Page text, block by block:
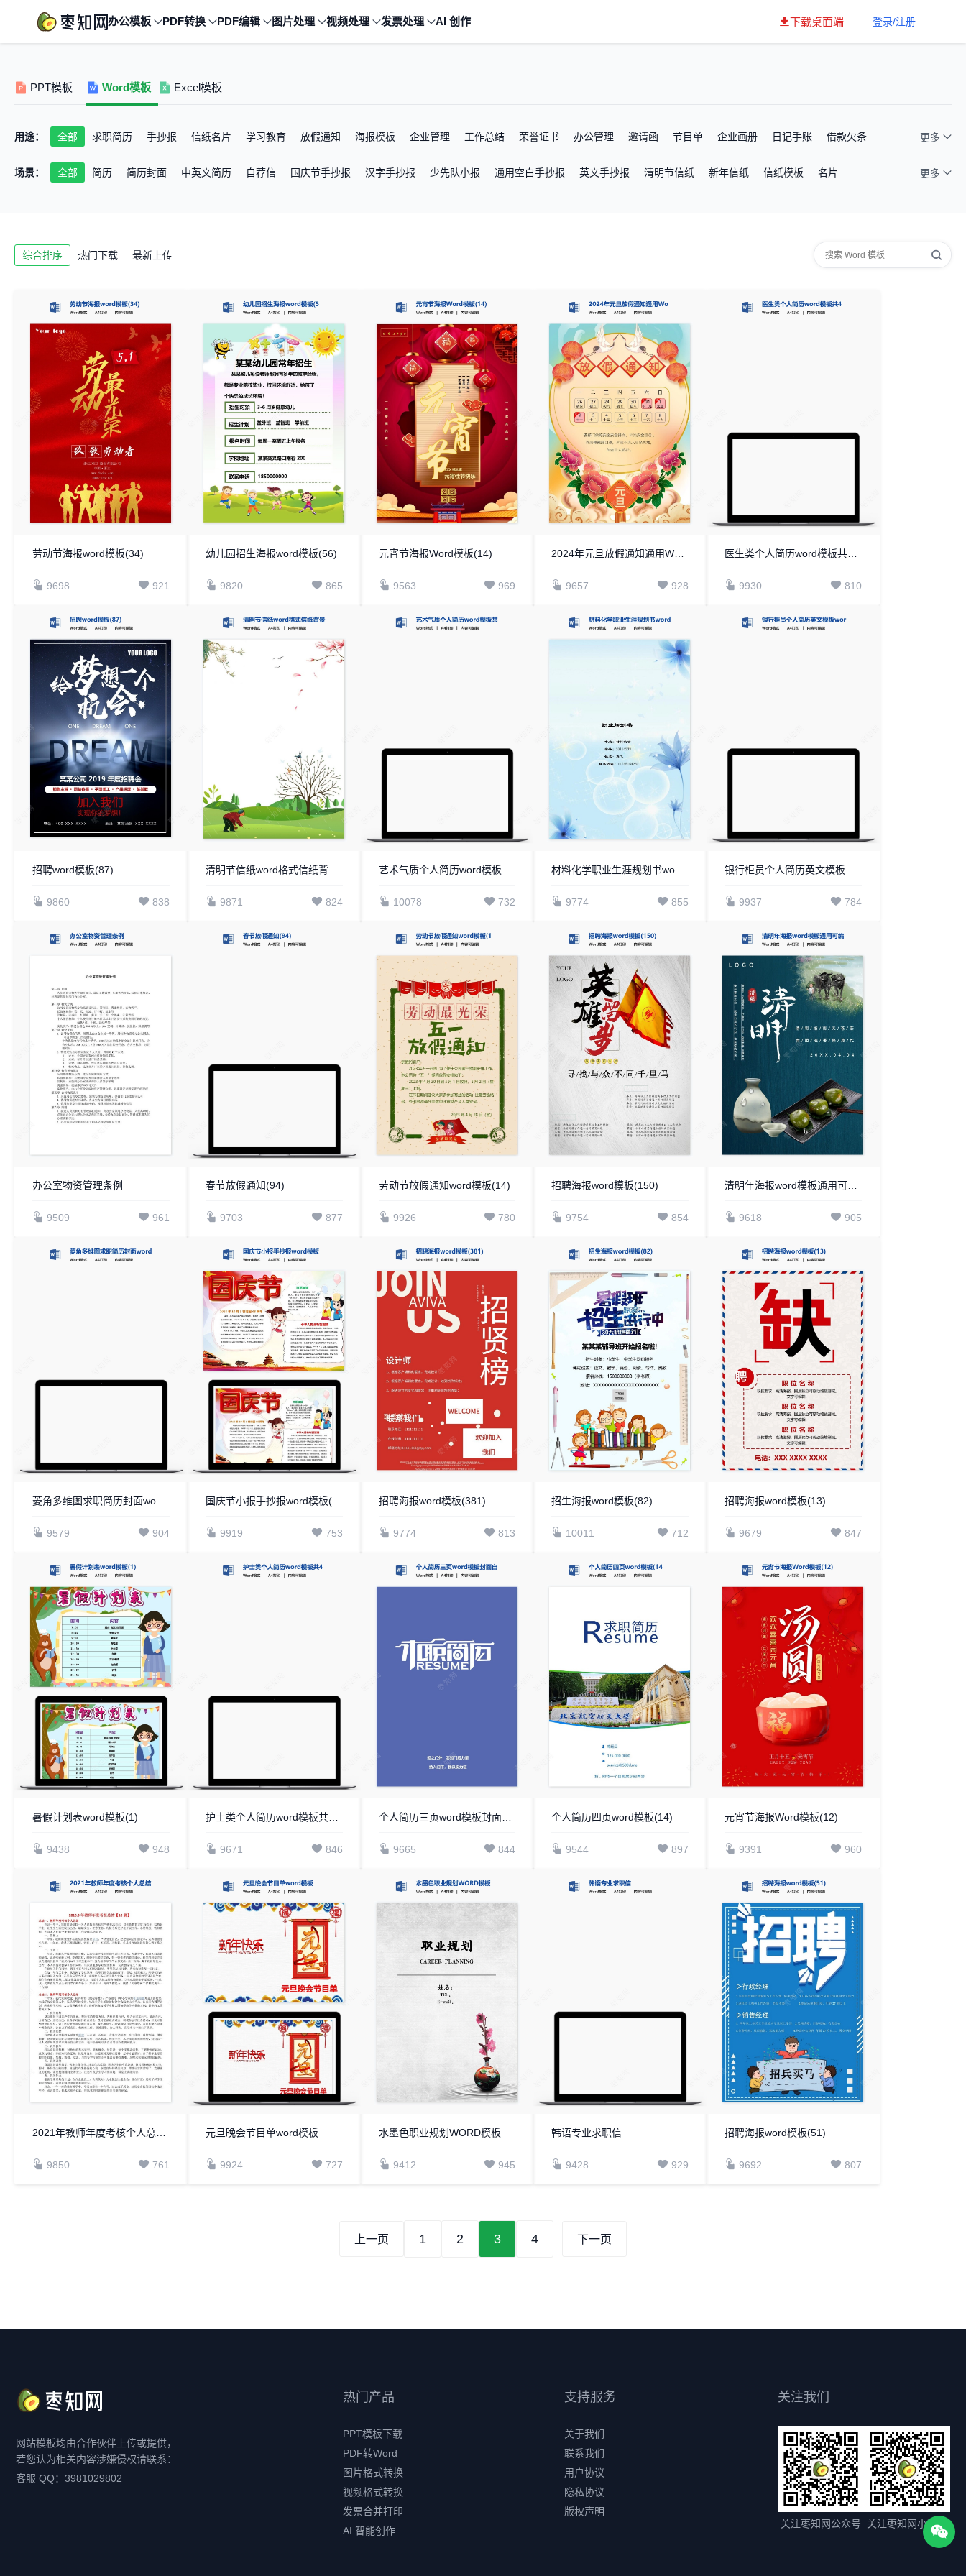
办公模板 PDF转换 PDF编辑 图片处理 视频处理 发票处理 AI 创作 下载桌面端 登录/注册
PPT模板 Word模板 Excel模板
用途： 全部 求职简历 手抄报 信纸名片 学习教育 放假通知 海报模板 企业管理 工作总结 荣誉证书 办公管理 邀请函 节目单 企业画册 日记手账
借款欠条
更多
场景： 全部 简历 简历封面 中英文简历 自荐信 国庆节手抄报 汉字手抄报 少先队小报 通用空白手抄报 英文手抄报 清明节信纸 新年信纸 信纸模板
名片
更多
综合排序 热门下载 最新上传
劳动节海报word模板(34)
9698 921
幼儿园招生海报word模板(56)
9820 865
元宵节海报Word模板(14)
9563 969
2024年元旦放假通知通用Word模板(9)
9657 928
医生类个人简历word模板共4页(9)
9930 810
招聘word模板(87)
9860 838
清明节信纸word格式信纸背景word模板电子信纸WPS(9)
9871 824 10078 732 9774 855 9937 784
办公室物资管理条例
9509 961
春节放假通知(94)
9703 877
劳动节放假通知word模板(14)
9926 780
招聘海报word模板(150)
9754 854 9618 905
菱角多维图求职简历封面word简历模板
9579 904
国庆节小报手抄报word模板(27)
9919 753
招聘海报word模板(381)
9774 813
招生海报word模板(82)
10011 712
招聘海报word模板(13)
9679 847
暑假计划表word模板(1)
9438 948
护士类个人简历word模板共4页(15)
9671 846
个人简历三页word模板封面自荐信(16)
9665 844
个人简历四页word模板(14)
9544 897
元宵节海报Word模板(12)
9391 960
9850 761
元旦晚会节目单word模板
9924 727
水墨色职业规划WORD模板
9412 945
韩语专业求职信
9428 929
招聘海报word模板(51)
9692 807
上一页 1 2 3 4 下一页
网站模板均由合作伙伴上传或提供，
若您认为相关内容涉嫌侵权请联系：
客服 QQ：3981029802
热门产品
PPT模板下载
PDF转Word
图片格式转换
视频格式转换
发票合并打印
AI 智能创作
支持服务
关于我们
联系我们
用户协议
隐私协议
版权声明
关注我们
关注枣知网公众号 关注枣知网小程序